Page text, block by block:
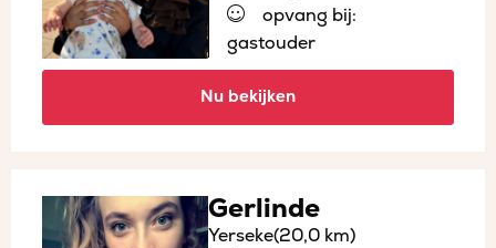
opvang bij:
gastouder
Nu bekijken
Gerlinde
Yerseke(20,0 km)